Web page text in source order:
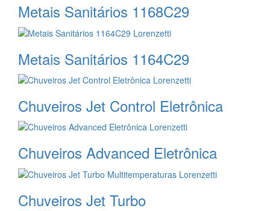
Metais Sanitários 1168C29
Metais Sanitários 1164C29
Chuveiros Jet Control Eletrônica
Chuveiros Advanced Eletrônica
Chuveiros Jet Turbo